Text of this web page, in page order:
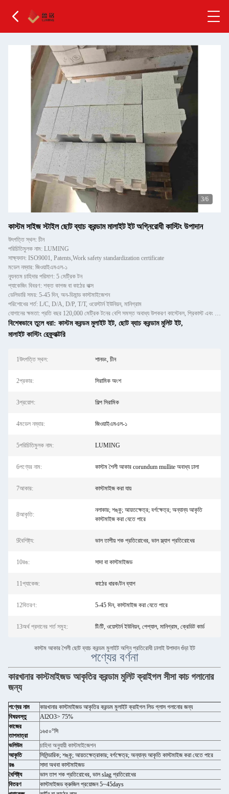
4/6
কাস্টম সাইজ স্টাইল ছোট ব্যাচ করন্ডাম মালাইট ইট অগ্নিরোধী কাস্টিং উপাদান
উৎপত্তি স্থল: চীন
পরিচিতিমুলক নাম: LUMING
সাক্ষ্যদান: ISO9001, Patents,Work safety standardization certificate
মডেল নম্বার: জিওয়াইএমএল-১
ন্যূনতম চাহিদার পরিমাণ: 5 মেট্রিক টন
প্যাকেজিং বিবরণ: শক্ত কাগজ বা কাঠের বাক্স
ডেলিভারি সময়: 5-45 দিন, অন-ডিমান্ড কাস্টমাইজেশন
পরিশোধের শর্ত: L/C, D/A, D/P, T/T, ওয়েস্টার্ন ইউনিয়ন, মানিগ্রাম
যোগানের ক্ষমতা: প্রতি বছর 120,000 মেট্রিক টনের বেশি সমস্ত অবাধ্য উপকরণ কাস্টেবল, প্রিকাস্ট এবং ইটগুলির জন্য
বিশেষভাবে তুলে ধরা: কাস্টম করন্ডম মুলাইট ইট, ছোট ব্যাচ করন্ডাম মুলিট ইট,
মালাইট কাস্টিং রেফ্র্যাক্টরি
1উৎপত্তি স্থল: শানডং, চীন
2প্রকার: সিরামিক অংশ
3প্রয়োগ: শিল্প সিরামিক
4মডেল নম্বার: জিওয়াইএমএল-১
5পরিচিতিমুলক নাম: LUMING
6পণ্যের নাম: কাস্টম শৈলী আকার corundum mullite অবাধ্য ঢালা
7আকার: কাস্টমাইজ করা যায়
8আকৃতি:
নলাকার; শঙ্কু; আয়তক্ষেত্র; বর্গক্ষেত্র; অন্যান্য আকৃতি
কাস্টমাইজ করা যেতে পারে
9বৈশিষ্ট্য: ভাল তাপীয় শক প্রতিরোধের, ভাল স্ল্যাগ প্রতিরোধের
10রঙ: সাদা বা কাস্টমাইজড
11প্যাকেজ: কাঠের ধারক/টন ব্যাগ
12বিতরণ: 5-45 দিন, কাস্টমাইজ করা যেতে পারে
13অর্থ প্রদানের শর্ত সমুহ: টি/টি, ওয়েস্টার্ন ইউনিয়ন, পেপ্যাল, মানিগ্রাম, ক্রেডিট কার্ড
কাস্টম আকার শৈলী ছোট ব্যাচ করন্ডম মুলাইট অগ্নি প্রতিরোধী ঢালাই উপাদান গুঁড়া ইট
পণ্যের বর্ণনা
কারখানার কাস্টমাইজড আকৃতির করন্ডাম মুলিট ক্রাইগল সীসা কাচ গলানোর
জন্য
পণ্যের নাম
কারখানার কাস্টমাইজড আকৃতির করন্ডম মুলাইট ক্রাইগল লিড গ্লাস গলানোর জন্য
বিষয়বস্তু
Al2O3> 75%
কাজের
তাপমাত্রা
১৬৫০°সি
ভলিউম
চাহিদা অনুযায়ী কাস্টমাইজেশন
আকৃতি
সিলিন্ডারিক; শঙ্কু; আয়তক্ষেত্রাকার; বর্গক্ষেত্র; অন্যান্য আকৃতি কাস্টমাইজ করা যেতে পারে
রঙ
সাদা অথবা কাস্টমাইজড
বৈশিষ্ট্য
ভাল তাপ শক প্রতিরোধের, ভাল slag প্রতিরোধের
বিতরণ
কাস্টমাইজড ক্রুজিল প্রয়োজন 5~45days